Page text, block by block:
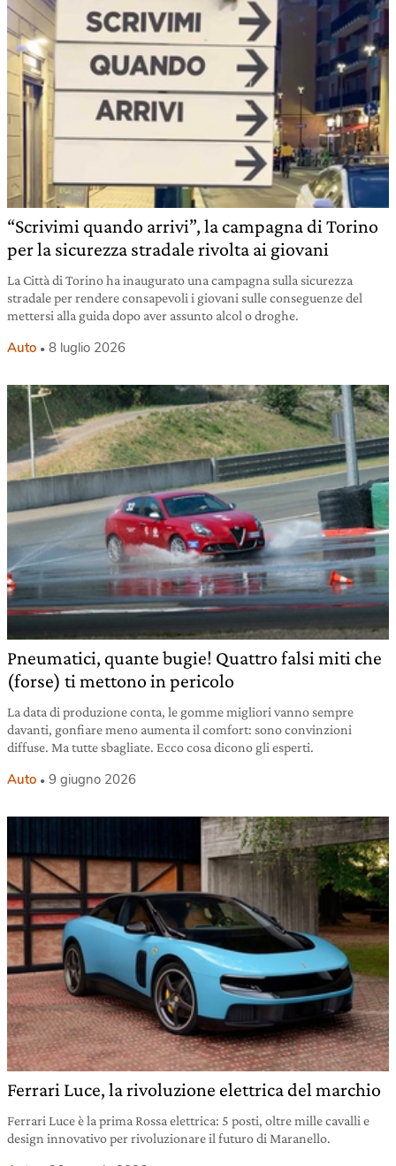
“Scrivimi quando arrivi”, la campagna di Torino
per la sicurezza stradale rivolta ai giovani
La Città di Torino ha inaugurato una campagna sulla sicurezza
stradale per rendere consapevoli i giovani sulle conseguenze del
mettersi alla guida dopo aver assunto alcol o droghe.
Auto 8 luglio 2026
Pneumatici, quante bugie! Quattro falsi miti che
(forse) ti mettono in pericolo
La data di produzione conta, le gomme migliori vanno sempre
davanti, gonfiare meno aumenta il comfort: sono convinzioni
diffuse. Ma tutte sbagliate. Ecco cosa dicono gli esperti.
Auto 9 giugno 2026
Ferrari Luce, la rivoluzione elettrica del marchio
Ferrari Luce è la prima Rossa elettrica: 5 posti, oltre mille cavalli e
design innovativo per rivoluzionare il futuro di Maranello.